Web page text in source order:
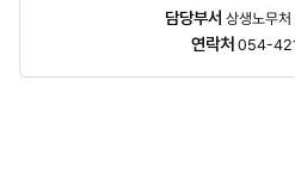
담당부서 상생노무
연락처 054-